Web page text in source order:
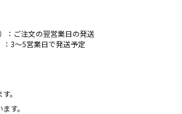
：ご注文の翌営業日の発送
：3～5営業日で発送予定
。
す。